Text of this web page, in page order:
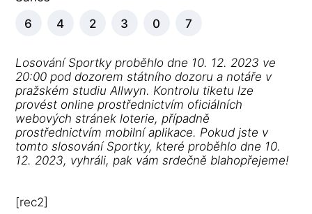
6
4 2 3 0 7
Losování Sportky proběhlo dne 10. 12. 2023 ve
20:00 pod dozorem státního dozoru a notáře v
pražském studiu Allwyn. Kontrolu tiketu lze
provést online prostřednictvím oficiálních
webových stránek loterie, případně
prostřednictvím mobilní aplikace. Pokud jste v
tomto slosování Sportky, které proběhlo dne 10.
12. 2023, vyhráli, pak vám srdečně blahopřejeme!
[rec2]